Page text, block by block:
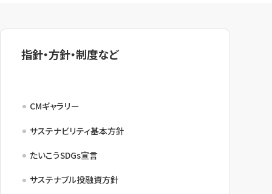
指針・方針・制度など
CMギャラリー
サステナビリティ基本方針
たいこうSDGs宣言
サステナブル投融資方針